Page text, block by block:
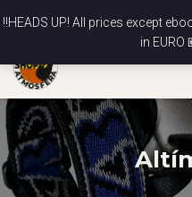
‼️HEADS UP! All prices except
in EURO
Noticias